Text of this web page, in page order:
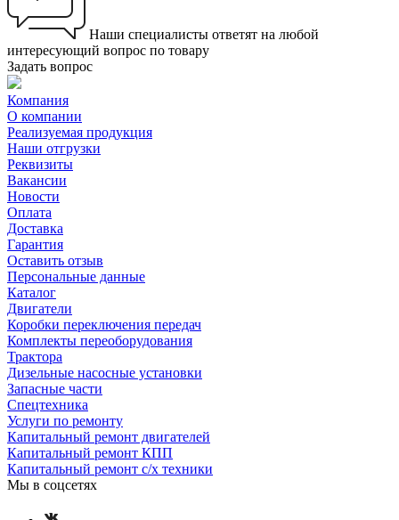
Наши специалисты ответят на любой
интересующий вопрос по товару
Задать вопрос
Компания
О компании
Реализуемая продукция
Наши отгрузки
Реквизиты
Вакансии
Новости
Оплата
Доставка
Гарантия
Оставить отзыв
Персональные данные
Каталог
Двигатели
Коробки переключения передач
Комплекты переоборудования
Трактора
Дизельные насосные установки
Запасные части
Спецтехника
Услуги по ремонту
Капитальный ремонт двигателей
Капитальный ремонт КПП
Капитальный ремонт с/х техники
Мы в соцсетях